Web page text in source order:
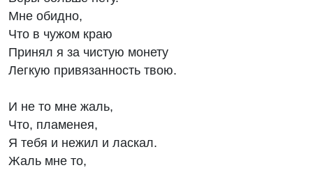
Мне обидно,
Что в чужом краю
Принял я за чистую монету
Легкую привязанность твою.
И не то мне жаль,
Что, пламенея,
Я тебя и нежил и ласкал.
Жаль мне то,